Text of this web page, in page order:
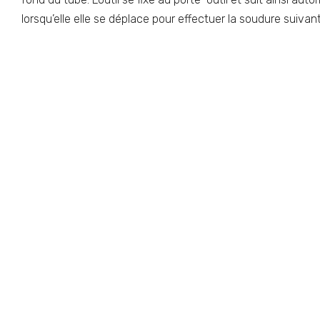
lorsqu’elle elle se déplace pour effectuer la soudure